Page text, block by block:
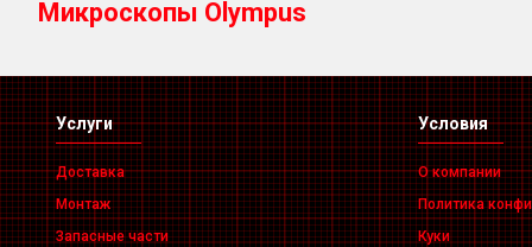
Микроскопы Olympus
Услуги
Доставка
Монтаж
Запасные части
Условия
О компании
Политика
Куки